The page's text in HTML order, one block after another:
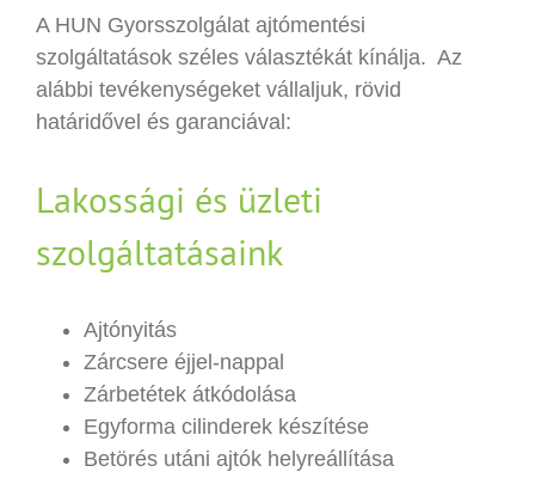
A HUN Gyorsszolgálat ajtómentési
szolgáltatások széles választékát kínálja. Az
alábbi tevékenységeket vállaljuk, rövid
határidővel és garanciával:
Lakossági és üzleti
szolgáltatásaink
Ajtónyitás
Zárcsere éjjel-nappal
Zárbetétek átkódolása
Egyforma cilinderek készítése
Betörés utáni ajtók helyreállítása